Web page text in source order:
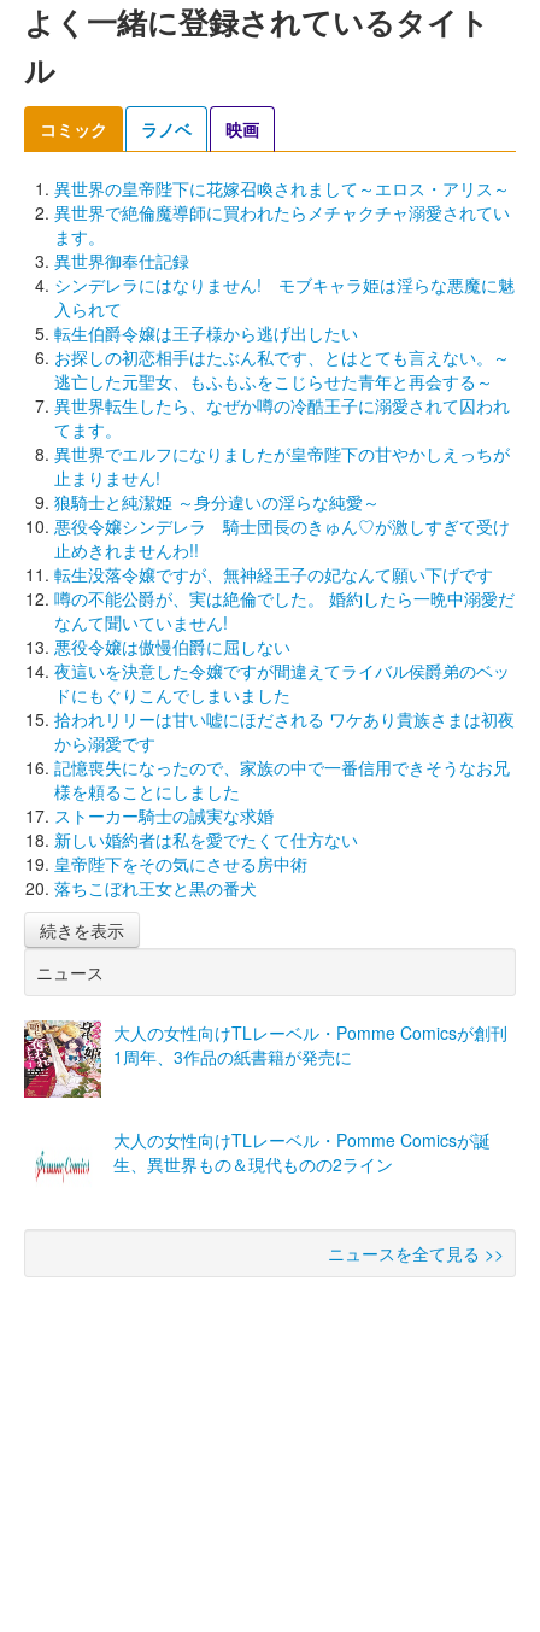
よく一緒に登録されているタイト
ル
コミック ラノベ 映画
異世界の皇帝陛下に花嫁召喚されまして～エロス・アリス～
異世界で絶倫魔導師に買われたらメチャクチャ溺愛されてい
ます。
異世界御奉仕記録
シンデレラにはなりません! モブキャラ姫は淫らな悪魔に魅
入られて
転生伯爵令嬢は王子様から逃げ出したい
お探しの初恋相手はたぶん私です、とはとても言えない。～
逃亡した元聖女、もふもふをこじらせた青年と再会する～
異世界転生したら、なぜか噂の冷酷王子に溺愛されて囚われ
てます。
異世界でエルフになりましたが皇帝陛下の甘やかしえっちが
止まりません!
狼騎士と純潔姫 ～身分違いの淫らな純愛～
悪役令嬢シンデレラ 騎士団長のきゅん♡が激しすぎて受け
止めきれませんわ!!
転生没落令嬢ですが、無神経王子の妃なんて願い下げです
噂の不能公爵が、実は絶倫でした。 婚約したら一晩中溺愛だ
なんて聞いていません!
悪役令嬢は傲慢伯爵に屈しない
夜這いを決意した令嬢ですが間違えてライバル侯爵弟のベッ
ドにもぐりこんでしまいました
拾われリリーは甘い嘘にほだされる ワケあり貴族さまは初夜
から溺愛です
記憶喪失になったので、家族の中で一番信用できそうなお兄
様を頼ることにしました
ストーカー騎士の誠実な求婚
新しい婚約者は私を愛でたくて仕方ない
皇帝陛下をその気にさせる房中術
落ちこぼれ王女と黒の番犬
続きを表示
ニュース
大人の女性向けTLレーベル・Pomme Comicsが創刊
1周年、3作品の紙書籍が発売に
大人の女性向けTLレーベル・Pomme Comicsが誕
生、異世界もの＆現代ものの2ライン
ニュースを全て見る >>